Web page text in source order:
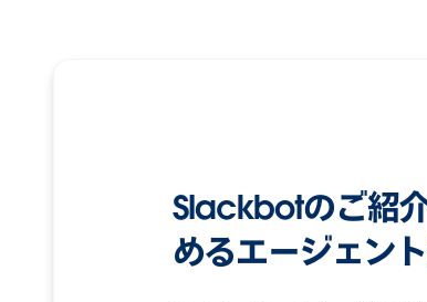
Slackbotのご紹
めるエージェン